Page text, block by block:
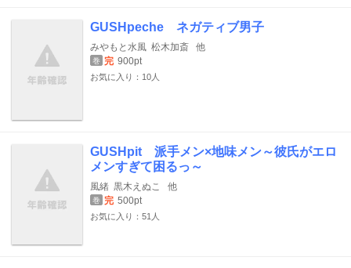
GUSHpeche ネガティブ男子
みやもと水風 松木加斎 他
巻 完 900pt
お気に入り：10人
GUSHpit 派手メン×地味メン～彼氏がエロ
メンすぎて困るっ～
風緒 黒木えぬこ 他
巻 完 500pt
お気に入り：51人